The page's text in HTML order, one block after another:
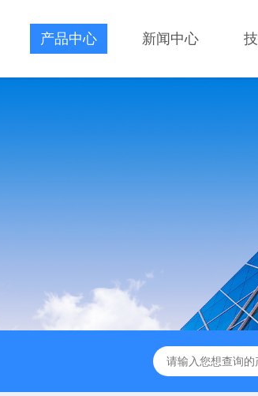
产品中心 新闻中心
便，轻巧 9385100DR900便携式多参数